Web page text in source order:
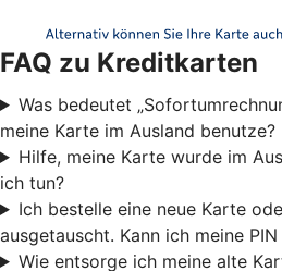
FAQ zu Kreditkarten
Was bedeutet
meine Karte im Ausland benutze?
Hilfe, meine Karte wurde im
ich tun?
Ich bestelle eine neue Karte
ausgetauscht. Kann ich meine
Wie entsorge ich meine alte